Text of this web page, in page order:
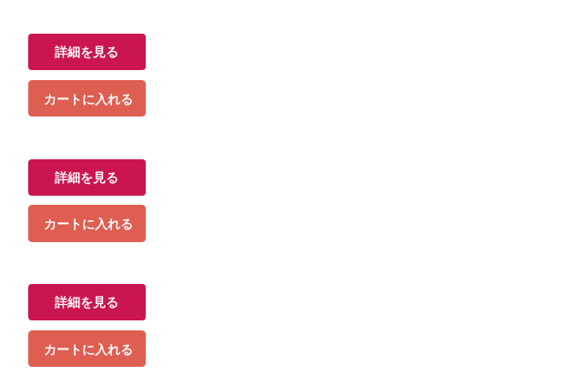
詳細を見る
カートに入れる
詳細を見る
カートに入れる
詳細を見る
カートに入れる